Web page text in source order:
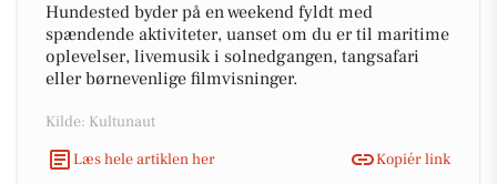
Hundested byder på en weekend fyldt med
spændende aktiviteter, uanset om du er til maritime
oplevelser, livemusik i solnedgangen, tangsafari
eller børnevenlige filmvisninger.
Kilde: Kultunaut
Læs hele artiklen her
Kopiér link